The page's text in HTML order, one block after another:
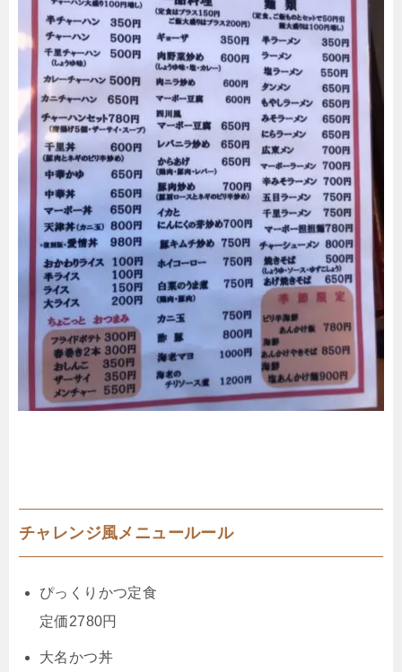
チャレンジ風メニュールール
ぴっくりかつ定食
定価2780円
大名かつ丼